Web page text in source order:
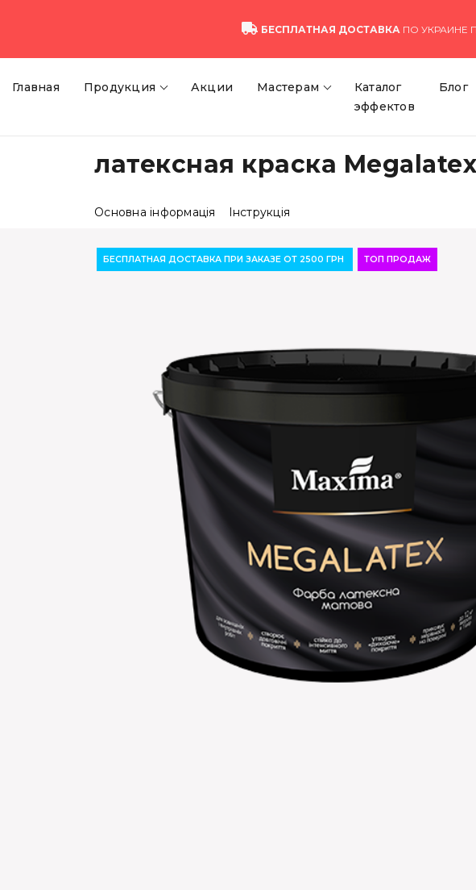
БЕСПЛАТНАЯ ДОСТАВКАПО УКРАИНЕ
Главная Продукция Акции Мастерам
Каталог
эффектов
Блог
латексная краска
Основна інформація Інструкція
БЕСПЛАТНАЯ ДОСТАВКА ПРИ ЗАКАЗЕ ОТ 2500 ГРН ТОП ПРОДАЖ